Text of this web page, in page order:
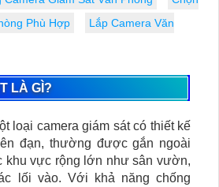
Phù Hợp
Lắp Camera Văn
LÀ GÌ?
loại camera giám sát có thiết kế
đạn, thường được gắn ngoài
khu vực rộng lớn như sân vườn,
lối vào. Với khả năng chống